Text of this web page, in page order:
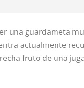
una guardameta
actualmente
fruto de una